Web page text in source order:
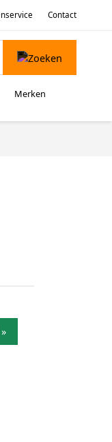
Contact
Merken